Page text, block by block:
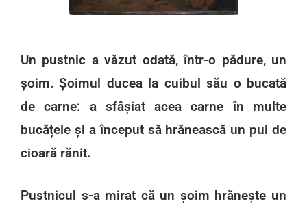
Un pustnic a văzut odată, într-o pădure, un
șoim. Șoimul ducea la cuibul său o bucată
de carne: a sfâșiat acea carne în multe
bucățele și a început să hrănească un pui de
cioară rănit.
Pustnicul s-a mirat că un șoim hrănește un